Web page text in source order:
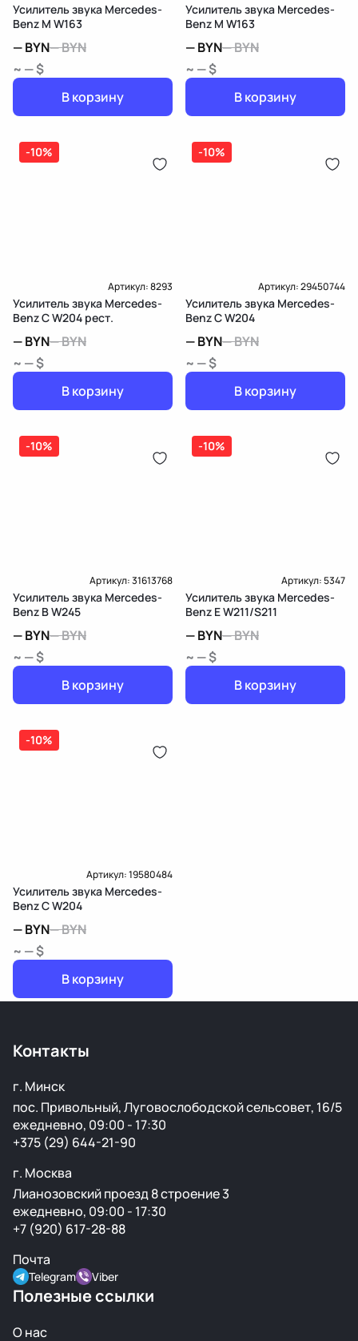
Усилитель звука Mercedes-
Benz M W163
—BYN—BYN
~ — $
В корзину
Усилитель звука Mercedes-
Benz M W163
—BYN—BYN
~ — $
В корзину
-10%
Артикул:8293
Усилитель звука Mercedes-
Benz C W204 рест.
—BYN—BYN
~ — $
В корзину
-10%
Артикул:29450744
Усилитель звука Mercedes-
Benz C W204
—BYN—BYN
~ — $
В корзину
-10%
Артикул:31613768
Усилитель звука Mercedes-
Benz B W245
—BYN—BYN
~ — $
В корзину
-10%
Артикул:5347
Усилитель звука Mercedes-
Benz E W211/S211
—BYN—BYN
~ — $
В корзину
-10%
Артикул:19580484
Усилитель звука Mercedes-
Benz C W204
—BYN—BYN
~ — $
В корзину
Контакты
г. Минск
пос. Привольный, Луговослободской сельсовет, 16/5
ежедневно, 09:00 - 17:30
+375 (29) 644-21-90
г. Москва
Лианозовский проезд 8 строение 3
ежедневно, 09:00 - 17:30
+7 (920) 617-28-88
Почта
Telegram Viber
Полезные ссылки
О нас